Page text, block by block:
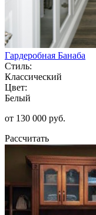
Гардеробная Банаба
Стиль:
Классический
Цвет:
Белый
от 130 000 руб.
Рассчитать